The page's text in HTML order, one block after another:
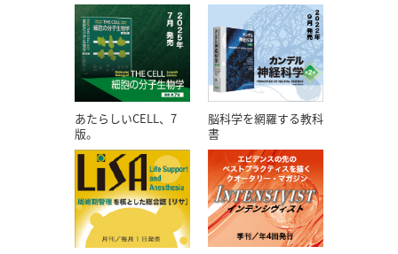
あたらしいCELL、7
版。
脳科学を網羅する教科
書